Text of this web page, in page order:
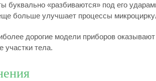
буквально «разбиваются» под его
больше улучшает процессы
дорогие модели приборов
участки тела.